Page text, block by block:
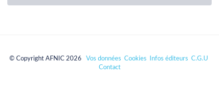
© Copyright AFNIC 2026 Vos données Cookies Infos éditeurs C.G.U
Contact